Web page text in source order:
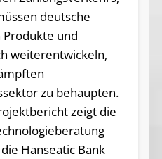
deutsche
und
weiterentwickeln,
zu behaupten.
zeigt die
Hanseatic Bank